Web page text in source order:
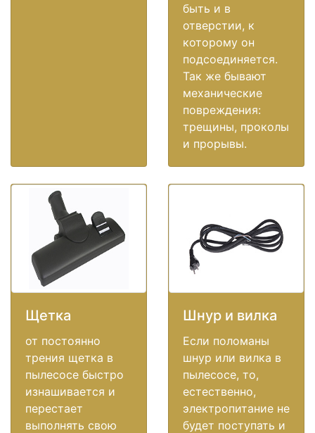
быть и в
отверстии, к
которому он
подсоединяется.
Так же бывают
механические
повреждения:
трещины, проколы
и прорывы.
Щетка
от постоянно
трения щетка в
пылесосе быстро
изнашивается и
перестает
выполнять свою
Шнур и вилка
Если поломаны
шнур или вилка в
пылесосе, то,
естественно,
электропитание не
будет поступать и